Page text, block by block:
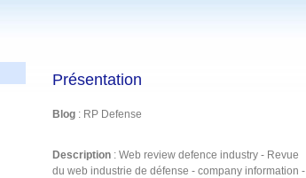
Présentation
Blog : RP Defense
Description : Web review defence industry - Revue
du web industrie de défense - company information -